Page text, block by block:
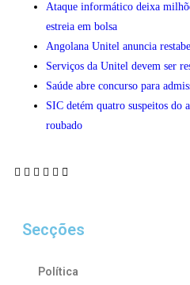
Ataque informático deixa
estreia em bolsa
Angolana Unitel anuncia
Serviços da Unitel devem ser
Saúde abre concurso para
SIC detém quatro suspeitos do
roubado
Secções
Política